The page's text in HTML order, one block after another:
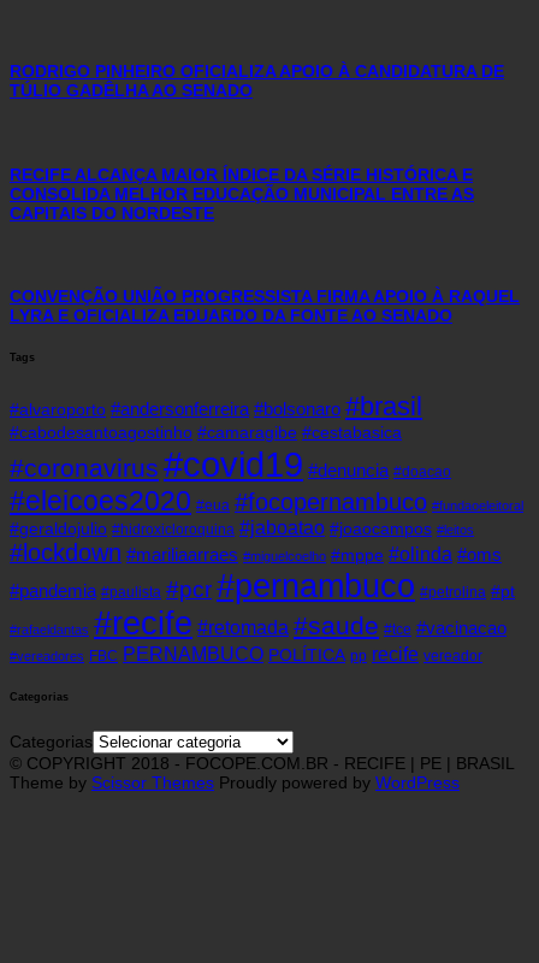
RODRIGO PINHEIRO OFICIALIZA APOIO À CANDIDATURA DE
TÚLIO GADÊLHA AO SENADO
RECIFE ALCANÇA MAIOR ÍNDICE DA SÉRIE HISTÓRICA E
CONSOLIDA MELHOR EDUCAÇÃO MUNICIPAL ENTRE AS
CAPITAIS DO NORDESTE
CONVENÇÃO UNIÃO PROGRESSISTA FIRMA APOIO À RAQUEL
LYRA E OFICIALIZA EDUARDO DA FONTE AO SENADO
Tags
#alvaroporto #andersonferreira #bolsonaro #brasil
#cabodesantoagostinho #camaragibe #cestabasica
#coronavirus #covid19 #denuncia #doacao
#eleicoes2020 #eua #focopernambuco #fundaoeleitoral
#geraldojulio #hidroxicloroquina #jaboatao #joaocampos #leitos
#lockdown #mariliaarraes #miguelcoelho #mppe #olinda #oms
#pandemia #paulista #pcr#pernambuco #petrolina #pt
#rafaeldantas #recife #retomada #saude #tce #vacinacao
#vereadores FBC PERNAMBUCO POLÍTICA pp recife vereador
Categorias
Categorias
© COPYRIGHT 2018 - FOCOPE.COM.BR - RECIFE | PE | BRASIL
Theme by Scissor Themes Proudly powered by WordPress